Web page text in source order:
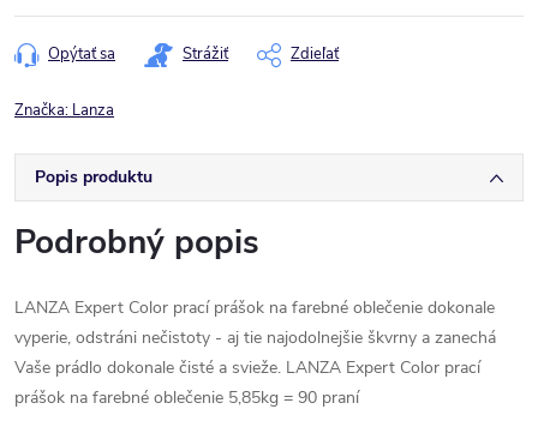
cena:
Opýtať sa Strážiť Zdieľať
Značka: Lanza
Popis produktu
Podrobný popis
LANZA Expert Color prací prášok na farebné oblečenie dokonale
vyperie, odstráni nečistoty - aj tie najodolnejšie škvrny a zanechá
Vaše prádlo dokonale čisté a svieže. LANZA Expert Color prací
prášok na farebné oblečenie 5,85kg = 90 praní